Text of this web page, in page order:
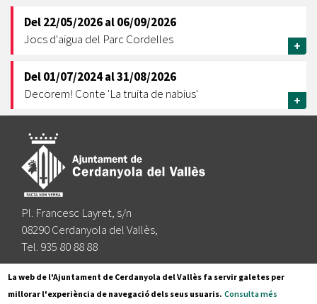
Del22/05/2026al06/09/2026
Jocs d'aigua del Parc Cordelles
+
Del01/07/2024al31/08/2026
Decorem! Conte 'La truita de nabius'
+
Pl. Francesc Layret, s/n
08290 Cerdanyola del Vallès,
Tel. 935 80 88 88
Segueix-nos a:
La web de l'Ajuntament de Cerdanyola del Vallès fa servir galetes per
millorar l'experiència de navegació dels seus usuaris. Consulta més